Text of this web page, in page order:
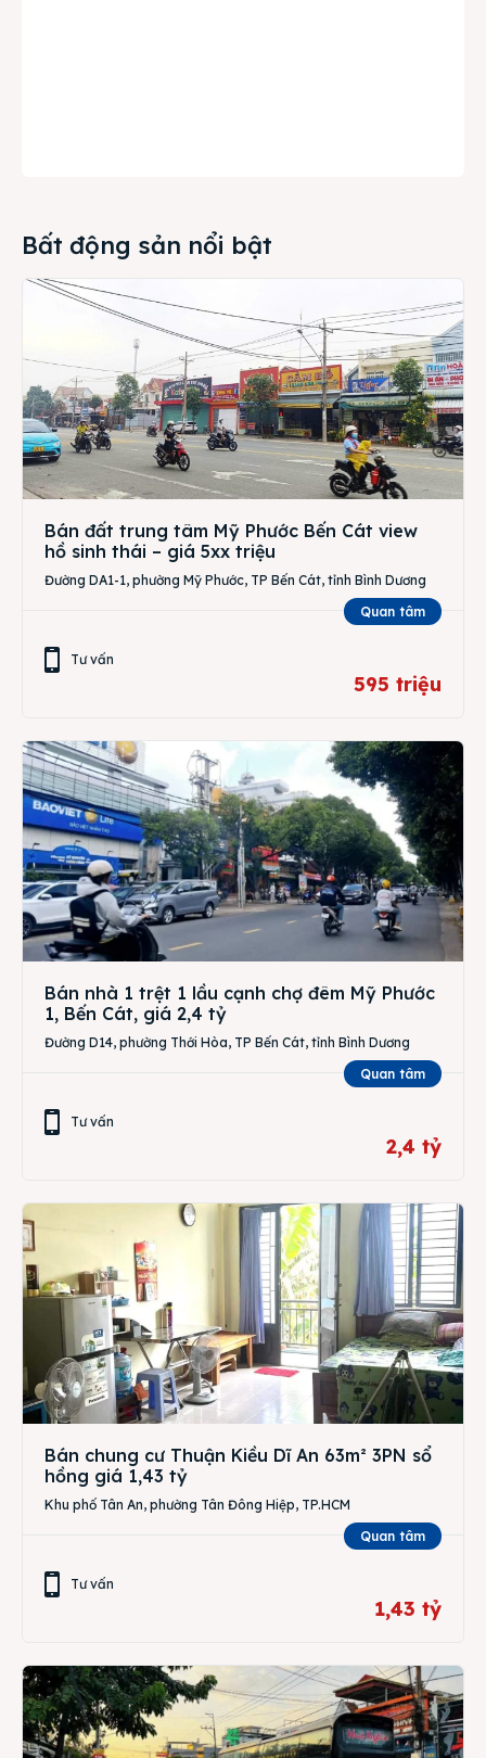
Bất động sản nổi bật
Bán đất trung tâm Mỹ Phước Bến Cát view
hồ sinh thái – giá 5xx triệu
Đường DA1-1, phường Mỹ Phước, TP Bến Cát, tỉnh Bình Dương
Quan tâm
Tư vấn
595 triệu
Bán nhà 1 trệt 1 lầu cạnh chợ đêm Mỹ Phước
1, Bến Cát, giá 2,4 tỷ
Đường D14, phường Thới Hòa, TP Bến Cát, tỉnh Bình Dương
Quan tâm
Tư vấn
2,4 tỷ
Bán chung cư Thuận Kiều Dĩ An 63m² 3PN sổ
hồng giá 1,43 tỷ
Khu phố Tân An, phường Tân Đông Hiệp, TP.HCM
Quan tâm
Tư vấn
1,43 tỷ